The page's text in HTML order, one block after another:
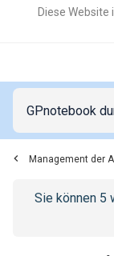
Diese
Management der
Go to/
Sie können 5